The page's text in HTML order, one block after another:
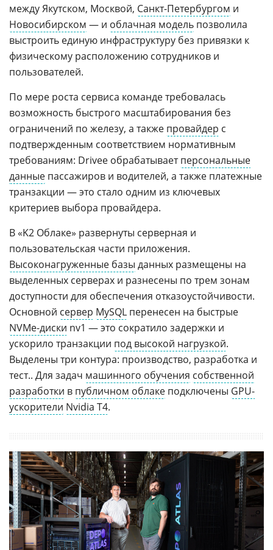
между Якутском, Москвой, Санкт-Петербургом и
Новосибирском — и облачная модель позволила
выстроить единую инфраструктуру без привязки к
физическому расположению сотрудников и
пользователей.
По мере роста сервиса команде требовалась
возможность быстрого масштабирования без
ограничений по железу, а также провайдер с
подтвержденным соответствием нормативным
требованиям: Drivee обрабатываетперсональные
данные пассажиров и водителей, а также платежные
транзакции — это стало одним из ключевых
критериев выбора провайдера.
В «K2 Облаке» развернуты серверная и
пользовательская части приложения.
Высоконагруженные базы данных размещены на
выделенных серверах и разнесены по трем зонам
доступности для обеспечения отказоустойчивости.
Основной сервер MySQL перенесен на быстрые
NVMe-диски nv1 — это сократило задержки и
ускорило транзакции под высокой нагрузкой.
Выделены три контура: производство, разработка и
тест.. Для задач машинного обучения собственной
разработки в публичном облаке подключены GPU-
ускорители Nvidia T4.